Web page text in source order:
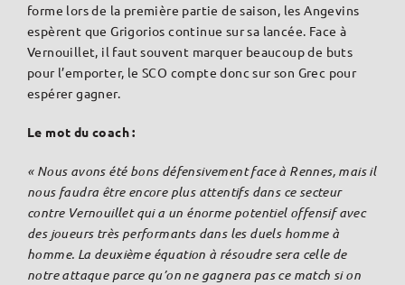
forme lors de la première partie de saison, les Angevins
espèrent que Grigorios continue sur sa lancée. Face à
Vernouillet, il faut souvent marquer beaucoup de buts
pour l’emporter, le SCO compte donc sur son Grec pour
espérer gagner.
Le mot du coach :
« Nous avons été bons défensivement face à Rennes, mais il
nous faudra être encore plus attentifs dans ce secteur
contre Vernouillet qui a un énorme potentiel offensif avec
des joueurs très performants dans les duels homme à
homme. La deuxième équation à résoudre sera celle de
notre attaque parce qu’on ne gagnera pas ce match si on